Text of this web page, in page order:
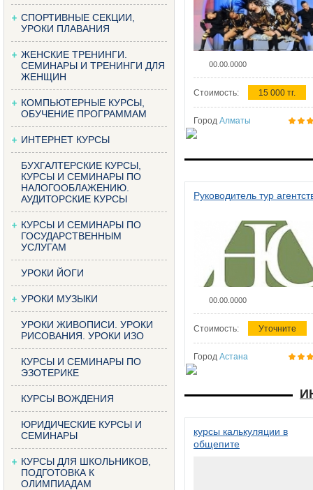
СПОРТИВНЫЕ СЕКЦИИ,
УРОКИ ПЛАВАНИЯ
ЖЕНСКИЕ ТРЕНИНГИ.
СЕМИНАРЫ И ТРЕНИНГИ ДЛЯ
ЖЕНЩИН
КОМПЬЮТЕРНЫЕ КУРСЫ,
ОБУЧЕНИЕ ПРОГРАММАМ
ИНТЕРНЕТ КУРСЫ
БУХГАЛТЕРСКИЕ КУРСЫ,
КУРСЫ И СЕМИНАРЫ ПО
НАЛОГООБЛАЖЕНИЮ.
АУДИТОРСКИЕ КУРСЫ
КУРСЫ И СЕМИНАРЫ ПО
ГОСУДАРСТВЕННЫМ
УСЛУГАМ
УРОКИ ЙОГИ
УРОКИ МУЗЫКИ
УРОКИ ЖИВОПИСИ. УРОКИ
РИСОВАНИЯ. УРОКИ ИЗО
КУРСЫ И СЕМИНАРЫ ПО
ЭЗОТЕРИКЕ
КУРСЫ ВОЖДЕНИЯ
ЮРИДИЧЕСКИЕ КУРСЫ И
СЕМИНАРЫ
КУРСЫ ДЛЯ ШКОЛЬНИКОВ,
ПОДГОТОВКА К
ОЛИМПИАДАМ
00.00.0000
Стоимость: 15 000 тг.
Город Алматы
Руководитель тур
00.00.0000
Стоимость: Уточните
Город Астана
курсы калькуляции в
общепите